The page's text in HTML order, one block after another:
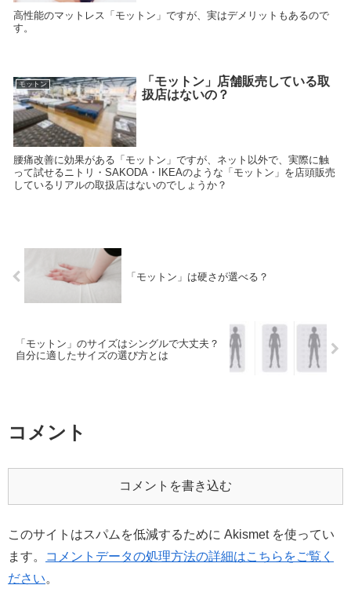
高性能のマットレス「モットン」ですが、実はデメリットもあるので
す。
モットン
「モットン」店舗販売している取
扱店はないの？
腰痛改善に効果がある「モットン」ですが、ネット以外で、実際に触
って試せるニトリ・SAKODA・IKEAのような「モットン」を店頭販売
しているリアルの取扱店はないのでしょうか？
「モットン」は硬さが選べる？
「モットン」のサイズはシングルで大丈夫？
自分に適したサイズの選び方とは
コメント
コメントを書き込む
このサイトはスパムを低減するために Akismet を使ってい
ます。
コメントデータの処理方法の詳細はこちらをご覧く
ださい。